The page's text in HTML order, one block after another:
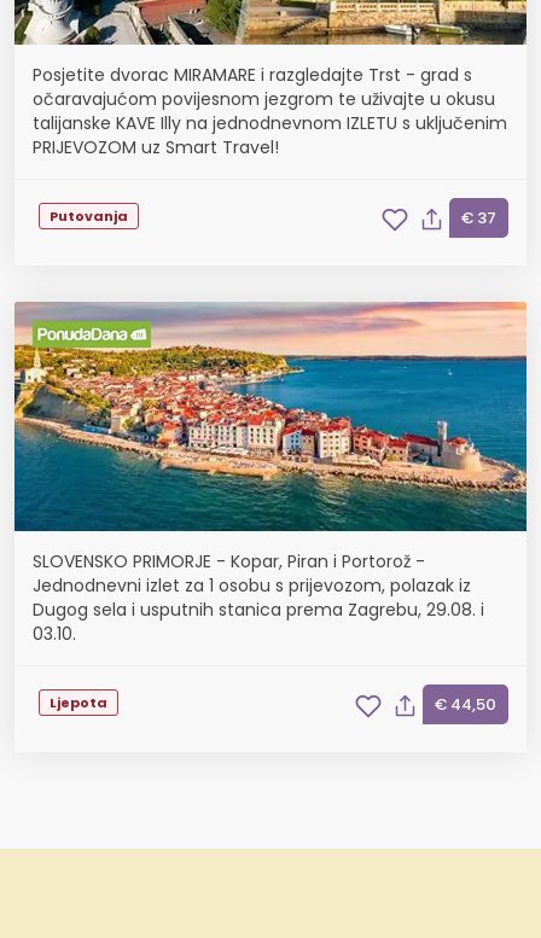
Posjetite dvorac MIRAMARE i razgledajte Trst - grad s
očaravajućom povijesnom jezgrom te uživajte u okusu
talijanske KAVE Illy na jednodnevnom IZLETU s uključenim
PRIJEVOZOM uz Smart Travel!
Putovanja € 37
SLOVENSKO PRIMORJE - Kopar, Piran i Portorož -
Jednodnevni izlet za 1 osobu s prijevozom, polazak iz
Dugog sela i usputnih stanica prema Zagrebu, 29.08. i
03.10.
Ljepota € 44,50